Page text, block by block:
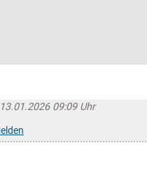
09:09 Uhr